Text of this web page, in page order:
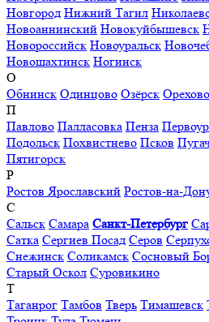
Новгород Нижний Тагил
Новоаннинский Новокуйбышевск
Новороссийск Новоуральск
Новошахтинск Ногинск
О
Обнинск Одинцово Озёрск
П
Павлово Палласовка Пенза
Подольск Похвистнево Псков
Пятигорск
Р
Ростов Ярославский Ростов-на-
С
Сальск Самара Санкт-Петербург
Сатка Сергиев Посад Серов
Снежинск Соликамск Сосновый
Старый Оскол Суровикино
Т
Таганрог Тамбов Тверь Тимашевск